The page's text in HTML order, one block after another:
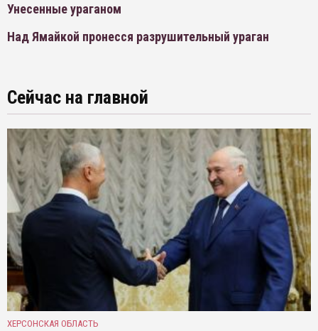
Унесенные ураганом
Над Ямайкой пронесся разрушительный ураган
Сейчас на главной
ХЕРСОНСКАЯ ОБЛАСТЬ